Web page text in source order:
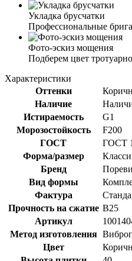
Укладка брусчатки
Профессиональные
Фото-эскиз мощения
Подберем цвет
Характеристики
Оттенки
Наличие
Истираемость
G1
Морозостойкость
F200
ГОСТ
ГОСТ
Форма/размер
Бренд
Вид формы
Фактура
Прочность на сжатие B25
Артикул
Метод изготовления
Цвет